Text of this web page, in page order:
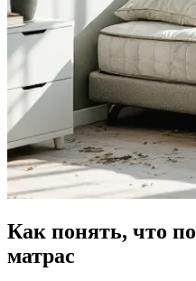
Как понять, что
матрас